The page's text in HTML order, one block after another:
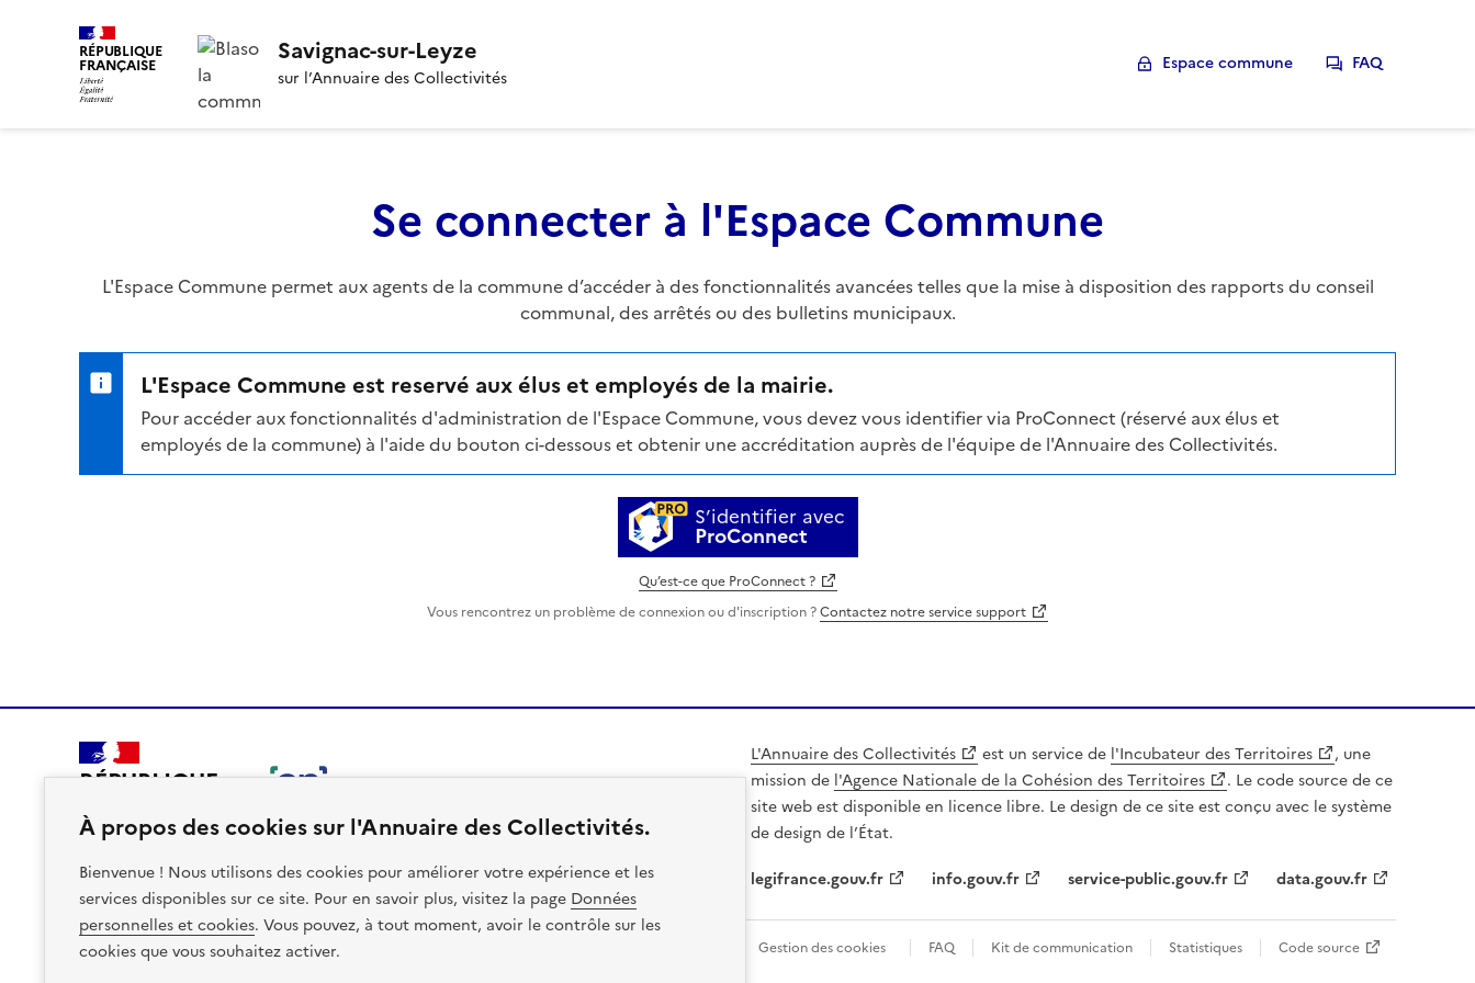
À propos des cookies sur l'Annuaire des Collectivités.
Bienvenue ! Nous utilisons des cookies pour améliorer votre expérience et les
services disponibles sur ce site. Pour en savoir plus, visitez la page Données
personnelles et cookies. Vous pouvez, à tout moment, avoir le contrôle sur les
cookies que vous souhaitez activer.
RÉPUBLIQUE
FRANÇAISE Savignac-sur-Leyze
sur l’Annuaire des Collectivités
Espace commune FAQ
Se connecter à l'Espace Commune
L'Espace Commune permet aux agents de la commune d’accéder à des fonctionnalités avancées telles que la mise à disposition des rapports du conseil
communal, des arrêtés ou des bulletins municipaux.
L'Espace Commune est reservé aux élus et employés de la mairie.
Pour accéder aux fonctionnalités d'administration de l'Espace Commune, vous devez vous identifier via ProConnect (réservé aux élus et
employés de la commune) à l'aide du bouton ci-dessous et obtenir une accréditation auprès de l'équipe de l'Annuaire des Collectivités.
S’identifier avec
ProConnect
Qu’est-ce que ProConnect ?
Vous rencontrez un problème de connexion ou d'inscription ?Contactez notre service support
RÉPUBLIQUE
L'Annuaire des Collectivités est un service de l'Incubateur des Territoires
, une
mission de l'Agence Nationale de la Cohésion des Territoires
. Le code source de ce
site web est disponible en licence libre. Le design de ce site est conçu avec le système
de design de l’État.
legifrance.gouv.fr
info.gouv.fr service-public.gouv.fr data.gouv.fr
Plan du site Accessibilite : non conforme Gestion des cookies FAQ Kit de communication Statistiques Code source